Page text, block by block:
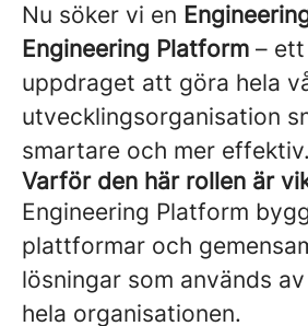
Nu söker vi en
Engineering Platform –
uppdraget att göra hela
utvecklingsorganisation
smartare och mer effektiv.
Varför den här rollen är
Engineering Platform
plattformar och
lösningar som används
hela organisationen.